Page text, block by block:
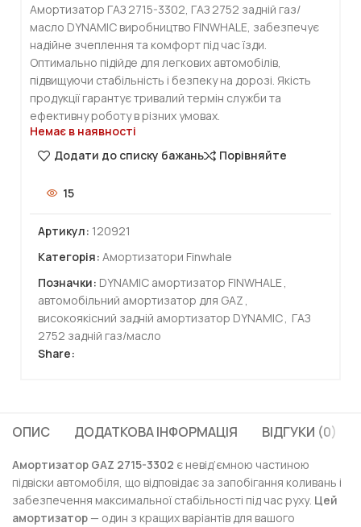
Амортизатор ГАЗ 2715-3302, ГАЗ 2752 задній газ/
масло DYNAMIC виробництво FINWHALE, забезпечує
надійне зчеплення та комфорт під час їзди.
Оптимально підійде для легкових автомобілів,
підвищуючи стабільність і безпеку на дорозі. Якість
продукції гарантує тривалий термін служби та
ефективну роботу в різних умовах.
Немає в наявності
Додати до списку бажань
Порівняйте
15
Артикул: 120921
Категорія: Амортизатори Finwhale
Позначки: DYNAMIC амортизатор FINWHALE,
автомобільний амортизатор для GAZ ,
високоякісний задній амортизатор DYNAMIC, ГАЗ
2752 задній газ/масло
Share:
ОПИС ДОДАТКОВА ІНФОРМАЦІЯ ВІДГУКИ (0)
Амортизатор GAZ 2715-3302 є невід’ємною частиною
підвіски автомобіля, що відповідає за запобігання коливань і
забезпечення максимальної стабільності під час руху. Цей
амортизатор — один з кращих варіантів для вашого